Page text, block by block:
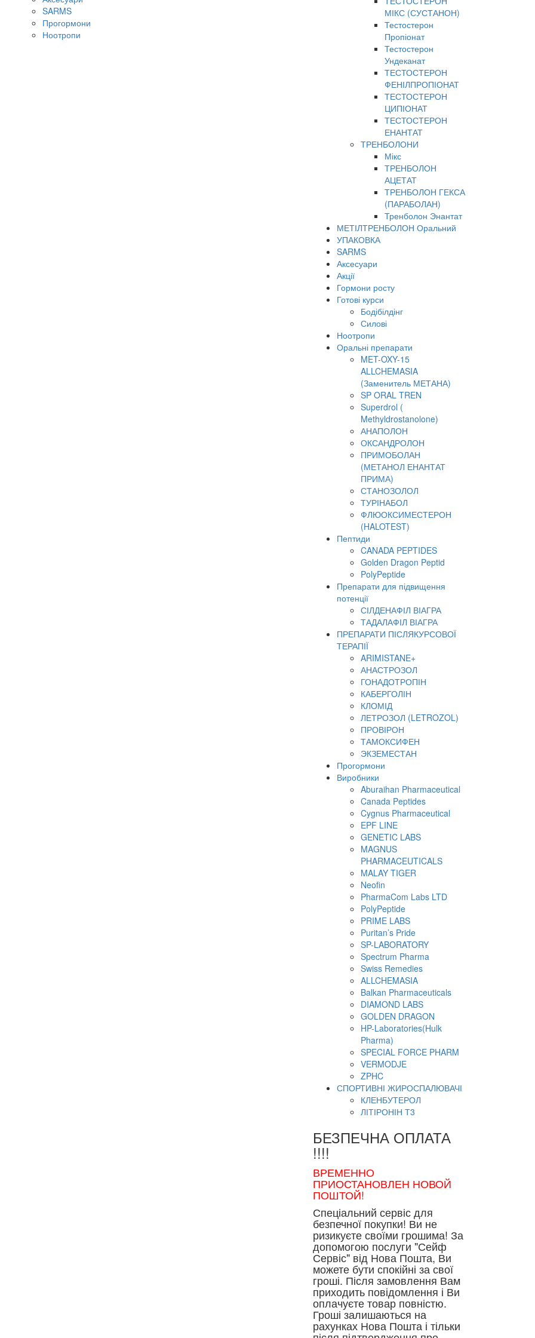
SARMS
Прогормони
Ноотропи
МІКС (СУСТАНОН)
Тестостерон
Пропіонат
Тестостерон
Ундеканат
ТЕСТОСТЕРОН
ФЕНІЛПРОПІОНАТ
ТЕСТОСТЕРОН
ЦИПІОНАТ
ТЕСТОСТЕРОН
ЕНАНТАТ
ТРЕНБОЛОНИ
Мікс
ТРЕНБОЛОН
АЦЕТАТ
ТРЕНБОЛОН ГЕКСА
(ПАРАБОЛАН)
Тренболон Энантат
МЕТІЛТРЕНБОЛОН Оральний
УПАКОВКА
SARMS
Аксесуари
Акції
Гормони росту
Готові курси
Бодібілдінг
Силові
Ноотропи
Оральні препарати
MET-OXY-15
ALLCHEMASIA
(Заменитель МЕТАНА)
SP ORAL TREN
Superdrol (
Methyldrostanolone)
АНАПОЛОН
ОКСАНДРОЛОН
ПРИМОБОЛАН
(МЕТАНОЛ ЕНАНТАТ
ПРИМА)
СТАНОЗОЛОЛ
ТУРІНАБОЛ
ФЛЮОКСИМЕСТЕРОН
(HALOTEST)
Пептиди
CANADA PEPTIDES
Golden Dragon Peptid
PolyPeptide
Препарати для підвищення
потенції
СІЛДЕНАФІЛ ВІАГРА
ТАДАЛАФІЛ ВІАГРА
ПРЕПАРАТИ ПІСЛЯКУРСОВОЇ
ТЕРАПІЇ
ARIMISTANE+
АНАСТРОЗОЛ
ГОНАДОТРОПІН
КАБЕРГОЛІН
КЛОМІД
ЛЕТРОЗОЛ (LETROZOL)
ПРОВІРОН
ТАМОКСИФЕН
ЭКЗЕМЕСТАН
Прогормони
Виробники
Aburaihan Pharmaceutical
Canada Peptides
Cygnus Pharmaceutical
EPF LINE
GENETIC LABS
MAGNUS
PHARMACEUTICALS
MALAY TIGER
Neofin
PharmaCom Labs LTD
PolyPeptide
PRIME LABS
Puritan’s Pride
SP-LABORATORY
Spectrum Pharma
Swiss Remedies
ALLCHEMASIA
Balkan Pharmaceuticals
DIAMOND LABS
GOLDEN DRAGON
HP-Laboratories(Hulk
Pharma)
SPECIAL FORCE PHARM
VERMODJE
ZPHC
СПОРТИВНІ ЖИРОСПАЛЮВАЧІ
КЛЕНБУТЕРОЛ
ЛІТІРОНІН Т3
БЕЗПЕЧНА ОПЛАТА
!!!!
ВРЕМЕННО
ПРИОСТАНОВЛЕН НОВОЙ
ПОШТОЙ!
Спеціальний сервіс для
безпечної покупки! Ви не
ризикуєте своїми грошима! За
допомогою послуги "Сейф
Сервіс" від Нова Пошта, Ви
можете бути спокійні за свої
гроші. Після замовлення Вам
приходить повідомлення і Ви
оплачуєте товар повністю.
Гроші залишаються на
рахунках Нова Пошта і тільки